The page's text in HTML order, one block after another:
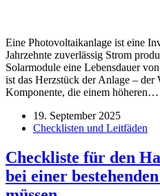
Eine Photovoltaikanlage ist eine
Jahrzehnte zuverlässig Strom
Solarmodule eine Lebensdauer
ist das Herzstück der Anlage – der
Komponente, die einem höheren…
19. September 2025
Checklisten und Leitfäden
Checkliste für den
bei einer